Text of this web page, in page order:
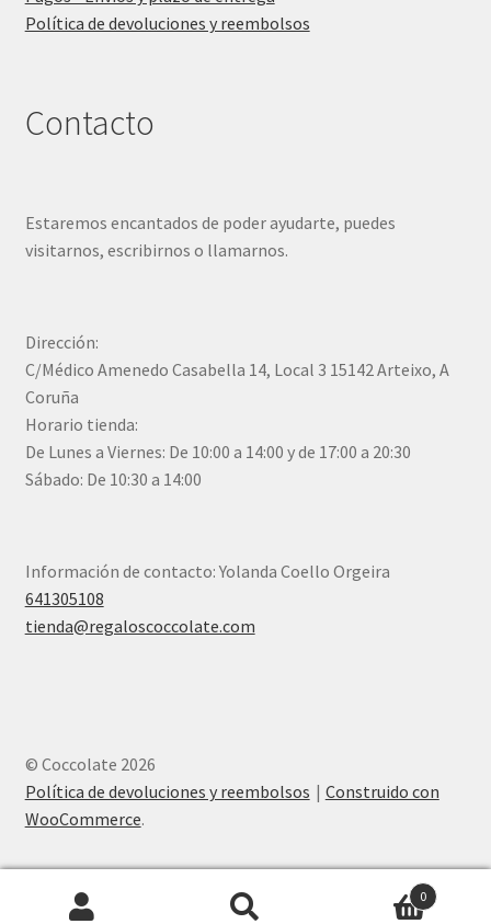
Política de devoluciones y reembolsos
Contacto
Estaremos encantados de poder ayudarte, puedes
visitarnos, escribirnos o llamarnos.
Dirección:
C/Médico Amenedo Casabella 14, Local 3 15142 Arteixo, A
Coruña
Horario tienda:
De Lunes a Viernes: De 10:00 a 14:00 y de 17:00 a 20:30
Sábado: De 10:30 a 14:00
Información de contacto: Yolanda Coello Orgeira
641305108
tienda@regaloscoccolate.com
© Coccolate 2026
Política de devoluciones y reembolsos
Construido con
WooCommerce.
0